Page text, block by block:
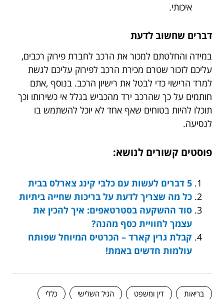
איכותי.
דברים שחשוב לדעת
במידה והחלטתם למכור את הרכב לחברת פירוק רכבים,
עליכם לזכור שטרם מכירת הרכב לפירוק עליכם לגשת
למרד הרישוי כדי לבטל את רישיון הרכב. בנוסף ,אתם
חותמים על כך שהרכב ירד מהכביש בגלל אי כשירותו וכך
תוכלו להיות בטוחים שאף אחד לא יוכל להשתמש בו
לנסיעה.
פוסטים קשורים לנושא:
5 דברים לעשות עם כלבי קינג צארלס בבית
כל מה שצריך לדעת על בריכות שחייה ביתיות
סוד ההשקעה בסטרטאפים: איך להכין את
עצמך לחוויית כסף מהנה?
קבלת גרין קארד – הכרטיס המיוחל שפותח
עולמות חדשים באמת!
בריאות דין ומשפט הגיל השלישי
כללי